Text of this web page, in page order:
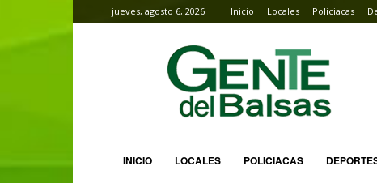
jueves, agosto 6, 2026 Inicio Locales Policiacas
Gente
del
Balsas
INICIO LOCALES POLICIACAS